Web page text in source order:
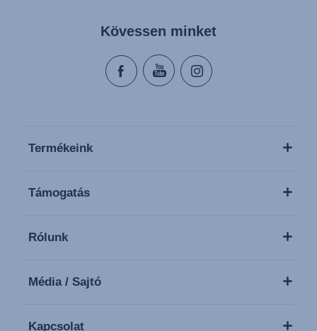
Kövessen minket
Termékeink
Támogatás
Rólunk
Média / Sajtó
Kapcsolat